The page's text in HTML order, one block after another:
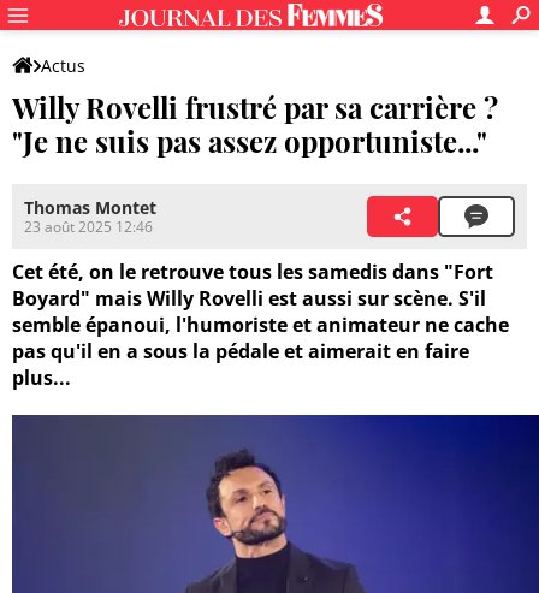
Actus
Willy Rovelli frustré par sa carrière ?
"Je ne suis pas assez opportuniste..."
Thomas Montet
23 août 2025 12:46
Cet été, on le retrouve tous les samedis dans "Fort
Boyard" mais Willy Rovelli est aussi sur scène. S'il
semble épanoui, l'humoriste et animateur ne cache
pas qu'il en a sous la pédale et aimerait en faire
plus...